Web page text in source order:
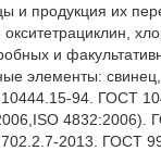
и продукция их
и
элементы:
10444.15-94. ГОСТ
4832:2006).
2013. ГОСТ